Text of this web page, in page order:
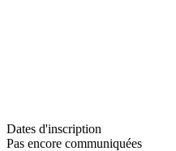
Dates d'inscription
Pas encore communiquées